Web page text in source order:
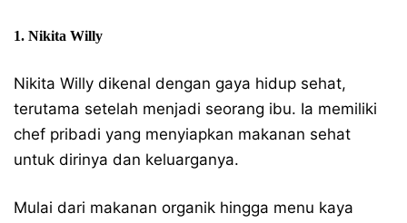
1. Nikita Willy
Nikita Willy dikenal dengan gaya hidup sehat,
terutama setelah menjadi seorang ibu. Ia memiliki
chef pribadi yang menyiapkan makanan sehat
untuk dirinya dan keluarganya.
Mulai dari makanan organik hingga menu kaya